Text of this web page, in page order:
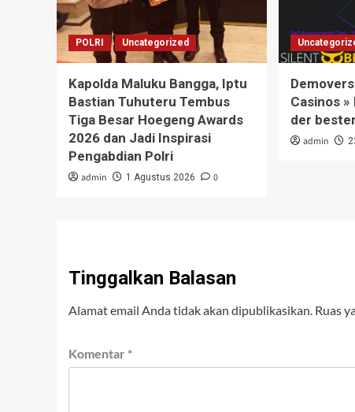
POLRI Uncategorized
Kapolda Maluku Bangga, Iptu
Bastian Tuhuteru Tembus
Tiga Besar Hoegeng Awards
2026 dan Jadi Inspirasi
Pengabdian Polri
admin 1 Agustus 2026 0
Casinos
der
admin
Tinggalkan Balasan
Alamat email Anda tidak akan dipublikasikan. Ruas
Komentar *